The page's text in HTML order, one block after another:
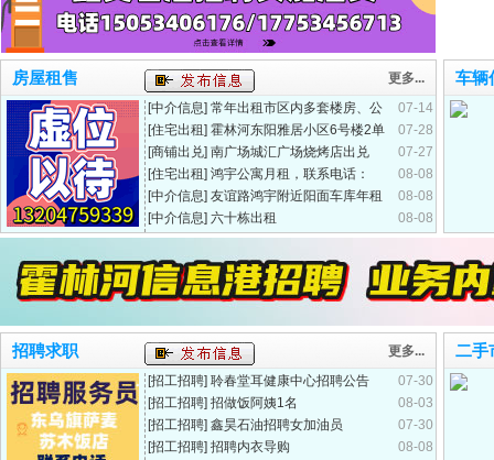
老凤祥金店霍林河店招聘公告 霍林郭勒市鑫鑫会计服务公司
房屋租售
更多...
07-14
[中介信息] 常年出租市区内多套楼房、公
寓、车库
07-28
[住宅出租] 霍林河东阳雅居小区6号楼2单
元新装修公寓、
07-27
[商铺出兑] 南广场城汇广场烧烤店出兑
08-08
[住宅出租] 鸿宇公寓月租，联系电话：
158 4855 5123
08-08
[中介信息] 友谊路鸿宇附近阳面车库年租
月付900，
08-08
[中介信息] 六十栋出租
车辆
招聘求职
更多...
07-30
[招工招聘] 聆春堂耳健康中心招聘公告
08-03
[招工招聘] 招做饭阿姨1名
07-30
[招工招聘] 鑫昊石油招聘女加油员
08-08
[招工招聘] 招聘内衣导购
二手